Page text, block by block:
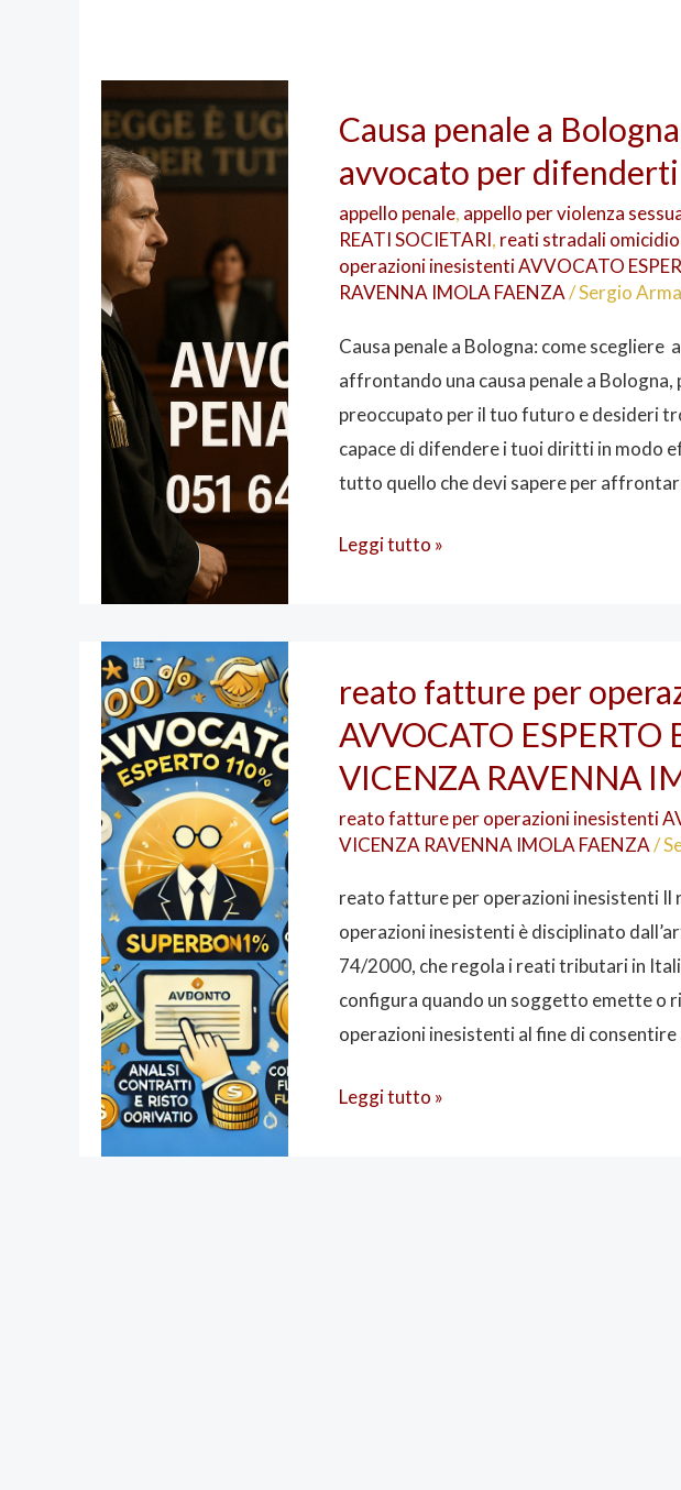
Causa penale a
avvocato per difenderti
appello penale, appello per violenza
REATI SOCIETARI, reati stradali
operazioni inesistenti AVVOCATO
RAVENNA IMOLA FAENZA/Sergio
Causa penale a Bologna: come
affrontando una causa penale a
preoccupato per il tuo futuro e desideri
capace di difendere i tuoi diritti in modo
tutto quello che devi sapere per
penale
a
come
scegliere
avvocato
per
difenderti
Leggi tutto »
reato fatture per
AVVOCATO ESPERTO
VICENZA RAVENNA
reato fatture per operazioni inesistenti
VICENZA RAVENNA IMOLA FAENZA/
reato fatture per operazioni inesistenti Il
operazioni inesistenti è disciplinato
74/2000, che regola i reati tributari in
configura quando un soggetto emette o
operazioni inesistenti al fine di consentire
fatture
per
operazioni
inesistenti
AVVOCATO
BOLOGNA
VICENZA
RAVENNA
IMOLA
FAENZA
Leggi tutto »